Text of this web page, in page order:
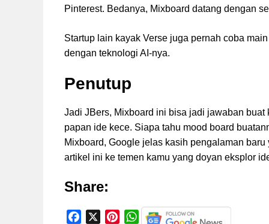
Pinterest. Bedanya, Mixboard datang dengan
Startup lain kayak Verse juga pernah coba
dengan teknologi AI-nya.
Penutup
Jadi JBers, Mixboard ini bisa jadi jawaban
papan ide kece. Siapa tahu mood board
Mixboard, Google jelas kasih pengalaman
artikel ini ke temen kamu yang doyan eksplor
Share:
W